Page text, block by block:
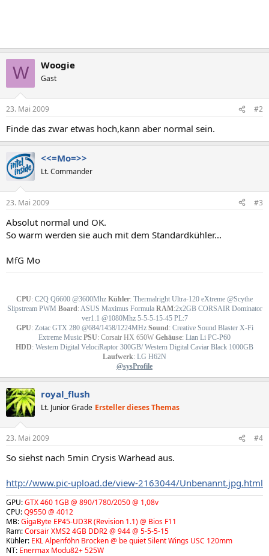
W Woogie
Gast
23. Mai 2009 #2
Finde das zwar etwas hoch,kann aber normal sein.
<<=Mo=>>
Lt. Commander
23. Mai 2009 #3
Absolut normal und OK.
So warm werden sie auch mit dem Standardkühler...
MfG Mo
CPU: C2Q Q6600 @3600Mhz Kühler: Thermalright Ultra-120 eXtreme @Scythe
Slipstream PWM Board:ASUS Maximus Formula RAM:2x2GB CORSAIR Dominator
ver1.1 @1080Mhz 5-5-5-15-45 PL:7
GPU:Zotac GTX 280 @684/1458/1224MHz Sound:Creative Sound Blaster X-Fi
Extreme Music PSU: Corsair HX 650W Gehäuse: Lian Li PC-P60
HDD: Western Digital VelociRaptor 300GB/ Western Digital Caviar Black 1000GB
Laufwerk: LG H62N
@sysProfile
royal_flush
Lt. Junior Grade Ersteller dieses Themas
23. Mai 2009 #4
So siehst nach 5min Crysis Warhead aus.
http://www.pic-upload.de/view-2163044/Unbenannt.jpg.html
GPU:GTX 460 1GB @ 890/1780/2050 @ 1,08v
CPU:Q9550 @ 4012
MB:GigaByte EP45-UD3R (Revision 1.1) @ Bios F11
Ram:Corsair XMS2 4GB DDR2 @ 944 @ 5-5-5-15
Kühler: EKL Alpenföhn Brocken @ be quiet Silent Wings USC 120mm
NT: Enermax Modu82+ 525W